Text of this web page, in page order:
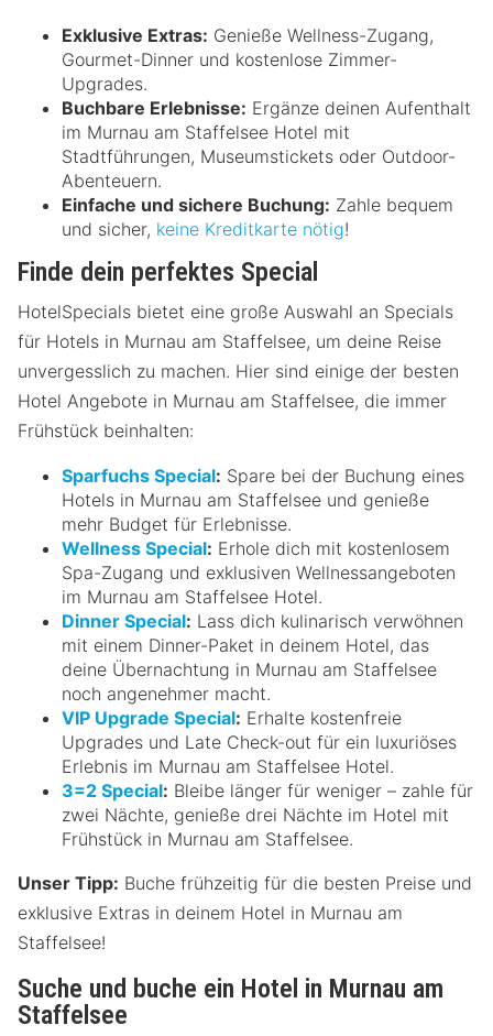
Exklusive Extras: Genieße Wellness-Zugang,
Gourmet-Dinner und kostenlose Zimmer-
Upgrades.
Buchbare Erlebnisse: Ergänze deinen Aufenthalt
im Murnau am Staffelsee Hotel mit
Stadtführungen, Museumstickets oder Outdoor-
Abenteuern.
Einfache und sichere Buchung: Zahle bequem
und sicher, keine Kreditkarte nötig!
Finde dein perfektes Special
HotelSpecials bietet eine große Auswahl an Specials
für Hotels in Murnau am Staffelsee, um deine Reise
unvergesslich zu machen. Hier sind einige der besten
Hotel Angebote in Murnau am Staffelsee, die immer
Frühstück beinhalten:
Sparfuchs Special: Spare bei der Buchung eines
Hotels in Murnau am Staffelsee und genieße
mehr Budget für Erlebnisse.
Wellness Special: Erhole dich mit kostenlosem
Spa-Zugang und exklusiven Wellnessangeboten
im Murnau am Staffelsee Hotel.
Dinner Special: Lass dich kulinarisch verwöhnen
mit einem Dinner-Paket in deinem Hotel, das
deine Übernachtung in Murnau am Staffelsee
noch angenehmer macht.
VIP Upgrade Special: Erhalte kostenfreie
Upgrades und Late Check-out für ein luxuriöses
Erlebnis im Murnau am Staffelsee Hotel.
3=2 Special: Bleibe länger für weniger – zahle für
zwei Nächte, genieße drei Nächte im Hotel mit
Frühstück in Murnau am Staffelsee.
Unser Tipp: Buche frühzeitig für die besten Preise und
exklusive Extras in deinem Hotel in Murnau am
Staffelsee!
Suche und buche ein Hotel in Murnau am
Staffelsee